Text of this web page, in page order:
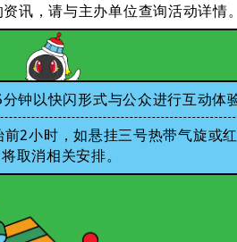
讯，请与主办单位查询活动详情。
钟以快闪形式与公众进行互动体验
2小时，如悬挂三号热带气旋或
取消相关安排。